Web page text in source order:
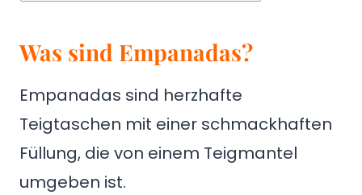
Was sind Empanadas?
Empanadas sind herzhafte
Teigtaschen mit einer schmackhaften
Füllung, die von einem Teigmantel
umgeben ist.